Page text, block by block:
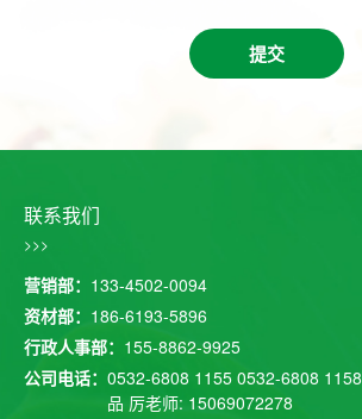
提交
联系我们
>>>
营销部： 133-4502-0094
资材部： 186-6193-5896
行政人事部： 155-8862-9925
公司电话： 0532-6808 1155 0532-6808 1158
品 厉老师: 15069072278